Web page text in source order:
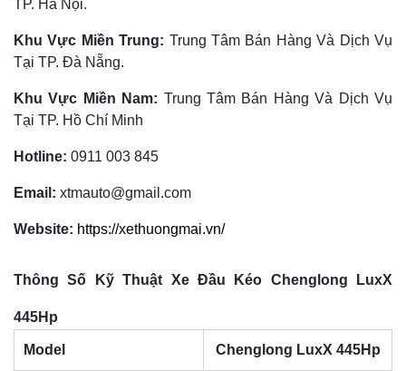
TP. Hà Nội.
Khu Vực Miền Trung: Trung Tâm Bán Hàng Và Dịch Vụ
Tại TP. Đà Nẵng.
Khu Vực Miền Nam: Trung Tâm Bán Hàng Và Dịch Vụ
Tại TP. Hồ Chí Minh
Hotline: 0911 003 845
Email: xtmauto@gmail.com
Website: https://xethuongmai.vn/
Thông Số Kỹ Thuật Xe Đầu Kéo Chenglong LuxX
445Hp
Model Chenglong LuxX 445Hp